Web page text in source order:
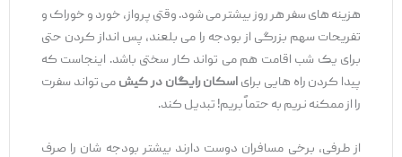
هزینه ‌های سفر هر روز بیشتر می‌ شود. وقتی پرواز، خورد و خوراک و
تفریحات سهم بزرگی از بودجه را می ‌بلعند، پس ‌انداز کردن حتی
برای یک شب اقامت هم می ‌تواند کار سختی باشد. اینجاست که
پیدا کردن راه‌ هایی برایاسکان رایگان در کیشمی ‌تواند سفرت
را از ممکنه نریم به حتماً بریم! تبدیل کند.
از طرفی، برخی مسافران دوست دارند بیشتر بودجه ‌شان را صرف